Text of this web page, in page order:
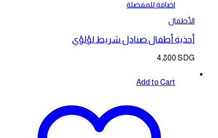
اضافة للمفضلة
الأطفال
أحذية أطفال صنادل شريط لؤلؤي
4,800 SDG
Add to Cart